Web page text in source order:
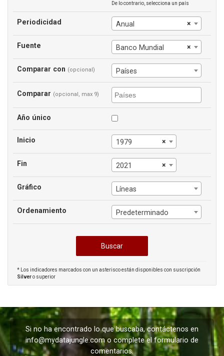
De lo contrario, selecciona un país
Periodicidad ×
Anual
Fuente ×
Banco Mundial
Comparar con (opcional) Países
Comparar (opcional, max 9)
Año único
Inicio ×
1979
Fin ×
2021
Gráfico Líneas
Ordenamiento Predeterminado
* Los indicadores marcados con un asterisco están disponibles con suscripción
Silvero superior
Si no ha encontrado lo que buscaba, contáctenos en
info@mydatajungle.com o complete el formulario de
comentarios.